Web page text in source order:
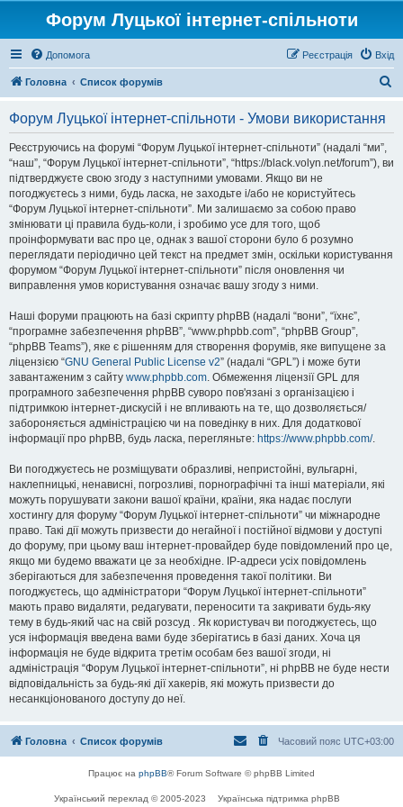
Форум Луцької інтернет-спільноти
Допомога Вхід
Реєстрація
Головна Список форумів
Форум Луцької інтернет-спільноти - Умови використання
Реєструючись на форумі “Форум Луцької інтернет-спільноти” (надалі “ми”,
“наш”, “Форум Луцької інтернет-спільноти”, “https://black.volyn.net/forum”), ви
підтверджуєте свою згоду з наступними умовами. Якщо ви не
погоджуєтесь з ними, будь ласка, не заходьте і/або не користуйтесь
“Форум Луцької інтернет-спільноти”. Ми залишаємо за собою право
змінювати ці правила будь-коли, і зробимо усе для того, щоб
проінформувати вас про це, однак з вашої сторони було б розумно
переглядати періодично цей текст на предмет змін, оскільки користування
форумом “Форум Луцької інтернет-спільноти” після оновлення чи
виправлення умов користування означає вашу згоду з ними.
Наші форуми працюють на базі скрипту phpBB (надалі “вони”, “їхнє”,
“програмне забезпечення phpBB”, “www.phpbb.com”, “phpBB Group”,
“phpBB Teams”), яке є рішенням для створення форумів, яке випущене за
ліцензією “GNU General Public License v2” (надалі “GPL”) і може бути
завантаженим з сайту www.phpbb.com. Обмеження ліцензії GPL для
програмного забезпечення phpBB суворо пов'язані з організацією і
підтримкою інтернет-дискусій і не впливають на те, що дозволяється/
забороняється адміністрацією чи на поведінку в них. Для додаткової
інформації про phpBB, будь ласка, перегляньте: https://www.phpbb.com/.
Ви погоджуєтесь не розміщувати образливі, непристойні, вульгарні,
наклепницькі, ненависні, погрозливі, порнографічні та інші матеріали, які
можуть порушувати закони вашої країни, країни, яка надає послуги
хостингу для форуму “Форум Луцької інтернет-спільноти” чи міжнародне
право. Такі дії можуть призвести до негайної і постійної відмови у доступі
до форуму, при цьому ваш інтернет-провайдер буде повідомлений про це,
якщо ми будемо вважати це за необхідне. IP-адреси усіх повідомлень
зберігаються для забезпечення проведення такої політики. Ви
погоджуєтесь, що адміністратори “Форум Луцької інтернет-спільноти”
мають право видаляти, редагувати, переносити та закривати будь-яку
тему в будь-який час на свій розсуд . Як користувач ви погоджуєтесь, що
уся інформація введена вами буде зберігатись в базі даних. Хоча ця
інформація не буде відкрита третім особам без вашої згоди, ні
адміністрація “Форум Луцької інтернет-спільноти”, ні phpBB не буде нести
відповідальність за будь-які дії хакерів, які можуть призвести до
несанкціонованого доступу до неї.
Головна Список форумів Часовий пояс UTC+03:00
Працює на phpBB® Forum Software © phpBB Limited
Український переклад © 2005-2023 Українська підтримка phpBB